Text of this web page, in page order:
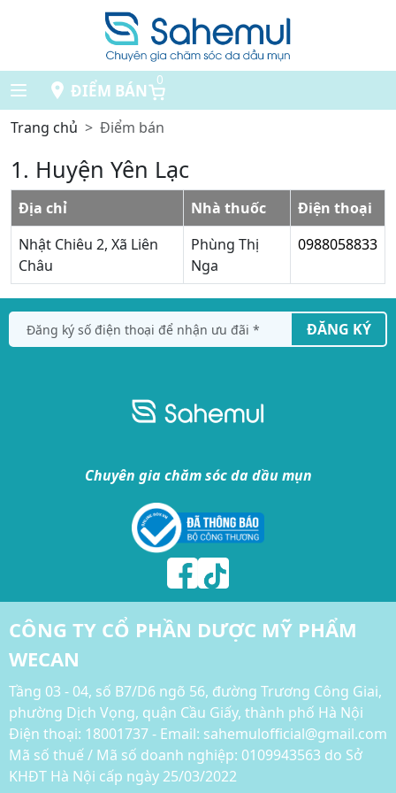
ĐIỂM BÁN
0
Trang chủ Điểm bán
1. Huyện Yên Lạc
Địa chỉ Nhà thuốc
Điện thoại
Nhật Chiêu 2, Xã Liên
Châu
Phùng Thị
Nga
0988058833
ĐĂNG KÝ
Chuyên gia chăm sóc da dầu mụn
CÔNG TY CỔ PHẦN DƯỢC MỸ PHẨM
WECAN
Tầng 03 - 04, số B7/D6 ngõ 56, đường Trương Công Giai,
phường Dịch Vọng, quận Cầu Giấy, thành phố Hà Nội
Điện thoại: 18001737 - Email: sahemulofficial@gmail.com
Mã số thuế / Mã số doanh nghiệp: 0109943563 do Sở
KHĐT Hà Nội cấp ngày 25/03/2022